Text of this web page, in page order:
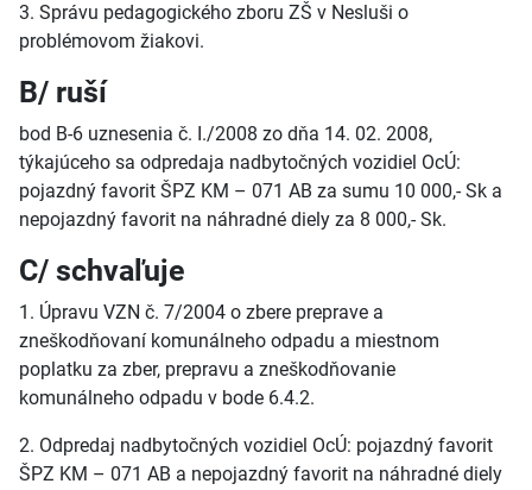
3. Správu pedagogického zboru ZŠ v Nesluši o
problémovom žiakovi.
B/ ruší
bod B-6 uznesenia č. I./2008 zo dňa 14. 02. 2008,
týkajúceho sa odpredaja nadbytočných vozidiel OcÚ:
pojazdný favorit ŠPZ KM – 071 AB za sumu 10 000,- Sk a
nepojazdný favorit na náhradné diely za 8 000,- Sk.
C/ schvaľuje
1. Úpravu VZN č. 7/2004 o zbere preprave a
zneškodňovaní komunálneho odpadu a miestnom
poplatku za zber, prepravu a zneškodňovanie
komunálneho odpadu v bode 6.4.2.
2. Odpredaj nadbytočných vozidiel OcÚ: pojazdný favorit
ŠPZ KM – 071 AB a nepojazdný favorit na náhradné diely